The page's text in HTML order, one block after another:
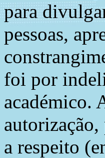
para
pessoas,
foi por
académico.
a respeito